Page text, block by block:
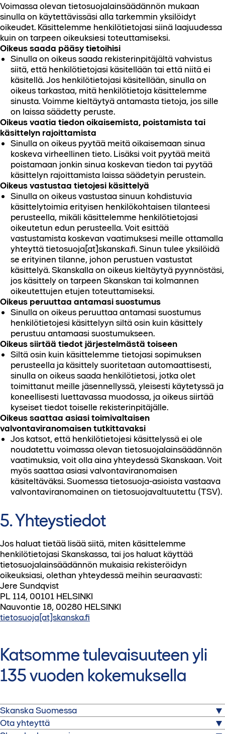
Voimassa olevan tietosuojalainsäädännön mukaan
sinulla on käytettävissäsi alla tarkemmin yksilöidyt
oikeudet. Käsittelemme henkilötietojasi siinä laajuudessa
kuin on tarpeen oikeuksiesi toteuttamiseksi.
Oikeus saada pääsy tietoihisi
Sinulla on oikeus saada rekisterinpitäjältä vahvistus
siitä, että henkilötietojasi käsitellään tai että niitä ei
käsitellä. Jos henkilötietojasi käsitellään, sinulla on
oikeus tarkastaa, mitä henkilötietoja käsittelemme
sinusta. Voimme kieltäytyä antamasta tietoja, jos sille
on laissa säädetty peruste.
Oikeus vaatia tiedon oikaisemista, poistamista tai
käsittelyn rajoittamista
Sinulla on oikeus pyytää meitä oikaisemaan sinua
koskeva virheellinen tieto. Lisäksi voit pyytää meitä
poistamaan jonkin sinua koskevan tiedon tai pyytää
käsittelyn rajoittamista laissa säädetyin perustein.
Oikeus vastustaa tietojesi käsittelyä
Sinulla on oikeus vastustaa sinuun kohdistuvia
käsittelytoimia erityisen henkilökohtaisen tilanteesi
perusteella, mikäli käsittelemme henkilötietojasi
oikeutetun edun perusteella. Voit esittää
vastustamista koskevan vaatimuksesi meille ottamalla
yhteyttä tietosuoja[at]skanska.fi. Sinun tulee yksilöidä
se erityinen tilanne, johon perustuen vastustat
käsittelyä. Skanskalla on oikeus kieltäytyä pyynnöstäsi,
jos käsittely on tarpeen Skanskan tai kolmannen
oikeutettujen etujen toteuttamiseksi.
Oikeus peruuttaa antamasi suostumus
Sinulla on oikeus peruuttaa antamasi suostumus
henkilötietojesi käsittelyyn siltä osin kuin käsittely
perustuu antamaasi suostumukseen.
Oikeus siirtää tiedot järjestelmästä toiseen
Siltä osin kuin käsittelemme tietojasi sopimuksen
perusteella ja käsittely suoritetaan automaattisesti,
sinulla on oikeus saada henkilötietosi, jotka olet
toimittanut meille jäsennellyssä, yleisesti käytetyssä ja
koneellisesti luettavassa muodossa, ja oikeus siirtää
kyseiset tiedot toiselle rekisterinpitäjälle.
Oikeus saattaa asiasi toimivaltaisen
valvontaviranomaisen tutkittavaksi
Jos katsot, että henkilötietojesi käsittelyssä ei ole
noudatettu voimassa olevan tietosuojalainsäädännön
vaatimuksia, voit olla aina yhteydessä Skanskaan. Voit
myös saattaa asiasi valvontaviranomaisen
käsiteltäväksi. Suomessa tietosuoja-asioista vastaava
valvontaviranomainen on tietosuojavaltuutettu (TSV).
5. Yhteystiedot
Jos haluat tietää lisää siitä, miten käsittelemme
henkilötietojasi Skanskassa, tai jos haluat käyttää
tietosuojalainsäädännön mukaisia rekisteröidyn
oikeuksiasi, olethan yhteydessä meihin seuraavasti:
Jere Sundqvist
PL 114, 00101 HELSINKI
Nauvontie 18, 00280 HELSINKI
tietosuoja[at]skanska.fi
Katsomme tulevaisuuteen yli
135 vuoden kokemuksella
Skanska Suomessa
Skanska on yksi maailman johtavista rakennus- ja
Ota yhteyttä